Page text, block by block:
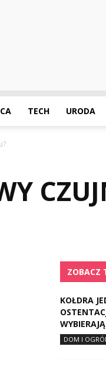
TECH URODA
ZOBACZ
KOŁDRA
DOM I